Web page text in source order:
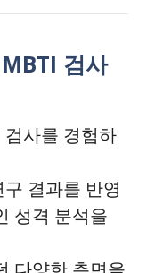
검사
사를 경험하
결과를 반영
성격 분석을